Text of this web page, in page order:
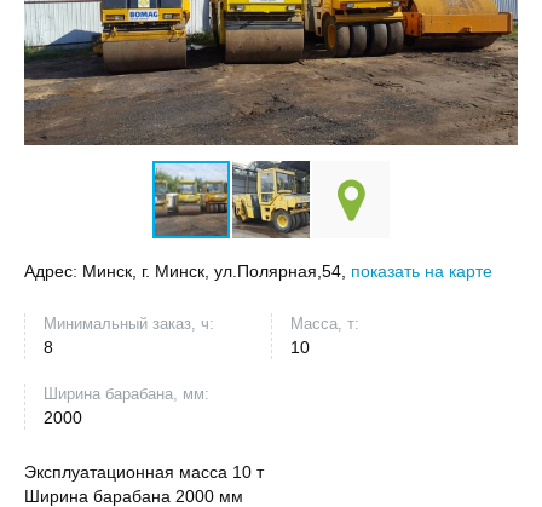
Адрес: Минск, г. Минск, ул.Полярная,54, показать на карте
Минимальный заказ, ч:
8
Масса, т:
10
Ширина барабана, мм:
2000
Эксплуатационная масса 10 т
Ширина барабана 2000 мм